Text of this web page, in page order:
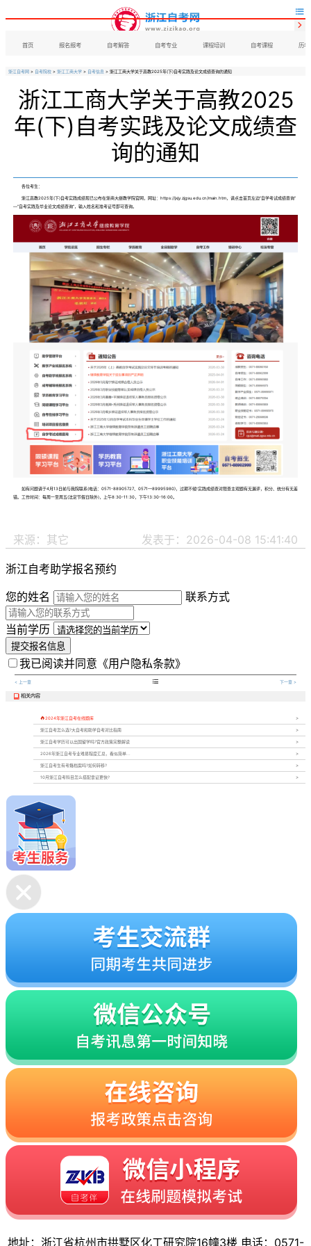

首页 报名报考 自考解答 自考专业 课程培训 自考课程 历年

浙江自考网 > 自考院校 > 浙江工商大学 > 自考信息 > 浙江工商大学关于高教2025年(下)自考实践及论文成绩查询的通知
浙江工商大学关于高教2025
年(下)自考实践及论文成绩查
询的通知
各位考生：
浙江高教2025年(下)自考实践成绩现已公布在浙商大继教学院官网，网址：https://jxjy.zjgsu.edu.cn/main.htm，请点击首页左边“自学考试成绩查询”
—“自考实践及毕业论文成绩查询”，输入姓名和准考证号即可查询。
如有问题请于4月13日前与我院联系(电话：0571-88905727、0571—89995980)，过期不候!实践成绩查对限查主观题有无漏评，积分、统分有无差
错。工作时间：每周一至周五(法定节假日除外)，上午8:30-11:30，下午13:30-16:00。
来源：其它 发表于：2026-04-08 15:41:40
浙江自考助学报名预约
您的姓名
联系方式
当前学历
提交报名信息
我已阅读并同意 《用户隐私条款》
< 上一章  下一章 >
 相关内容
2024年浙江自考在线题库
浙江自考怎么选?大自考和助学自考对比指南
浙江自考学历可以出国留学吗?官方政策完整解读
2026年浙江自考专业难易程度汇总，看似简单...
浙江自考生有考籍档案吗?如何转移?
10月浙江自考科目怎么搭配拿证更快?
地址：浙江省杭州市拱墅区化工研究院16幢3楼 电话：0571-